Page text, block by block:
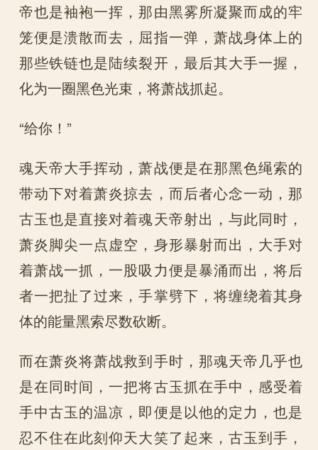
帝也是袖袍一挥，那由黑雾所凝聚而成的牢
笼便是溃散而去，屈指一弹，萧战身体上的
那些铁链也是陆续裂开，最后其大手一握，
化为一圈黑色光束，将萧战抓起。
“给你！”
魂天帝大手挥动，萧战便是在那黑色绳索的
带动下对着萧炎掠去，而后者心念一动，那
古玉也是直接对着魂天帝射出，与此同时，
萧炎脚尖一点虚空，身形暴射而出，大手对
着萧战一抓，一股吸力便是暴涌而出，将后
者一把扯了过来，手掌劈下，将缠绕着其身
体的能量黑索尽数砍断。
而在萧炎将萧战救到手时，那魂天帝几乎也
是在同时间，一把将古玉抓在手中，感受着
手中古玉的温凉，即便是以他的定力，也是
忍不住在此刻仰天大笑了起来，古玉到手，